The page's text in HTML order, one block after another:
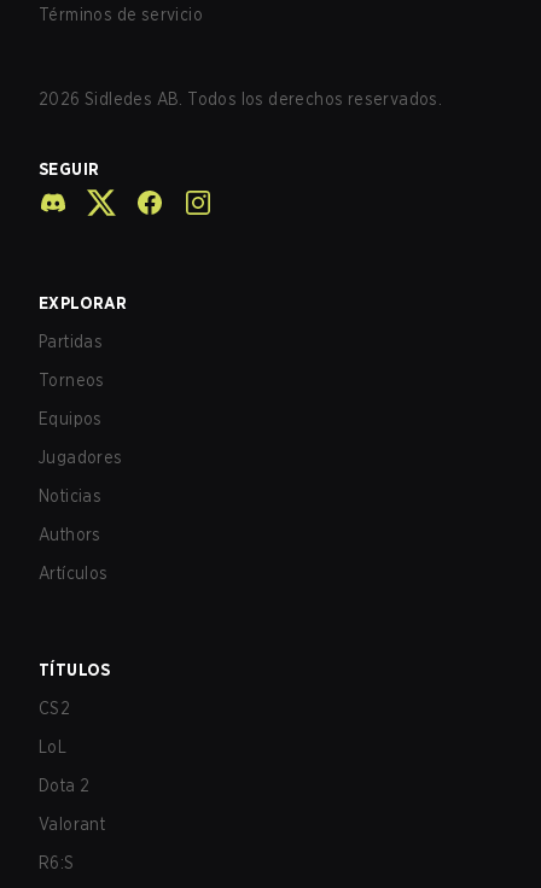
Términos de servicio
2026 Sidledes AB. Todos los derechos reservados.
SEGUIR
EXPLORAR
Partidas
Torneos
Equipos
Jugadores
Noticias
Authors
Artículos
TÍTULOS
CS2
LoL
Dota 2
Valorant
R6:S